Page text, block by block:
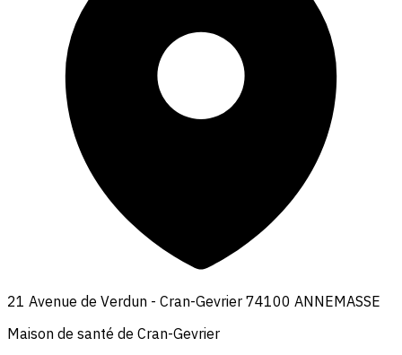
21 Avenue de Verdun - Cran-Gevrier 74100 ANNEMASSE
Maison de santé de Cran-Gevrier